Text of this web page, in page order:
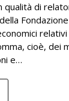
qualità di
relativi
cioè, dei
e…